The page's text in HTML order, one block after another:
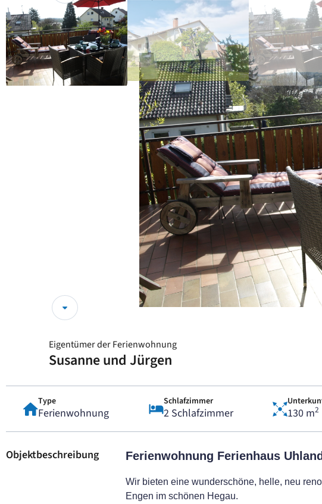
Eigentümer der Ferienwohnung
Susanne und Jürgen
Type
Ferienwohnung
Schlafzimmer
2 Schlafzimmer 130 m2
Objektbeschreibung Ferienwohnung Ferienhaus Uhland
Wir bieten eine wunderschöne, helle, neu
Engen im schönen Hegau.